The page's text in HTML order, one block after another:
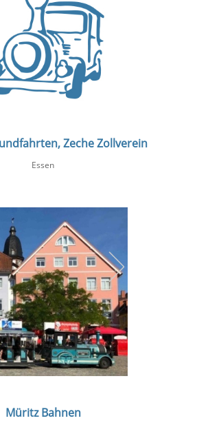
Zeche Zollverein
Essen
Müritz Bahnen